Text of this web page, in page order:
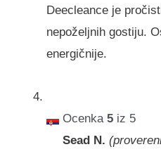
Deecleance je
nepoželjnih gostiju.
energičnije.
Ocenka5 iz 5
Sead N.